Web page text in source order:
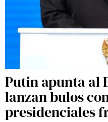
Putin apunta al
lanzan bulos
presidenciales